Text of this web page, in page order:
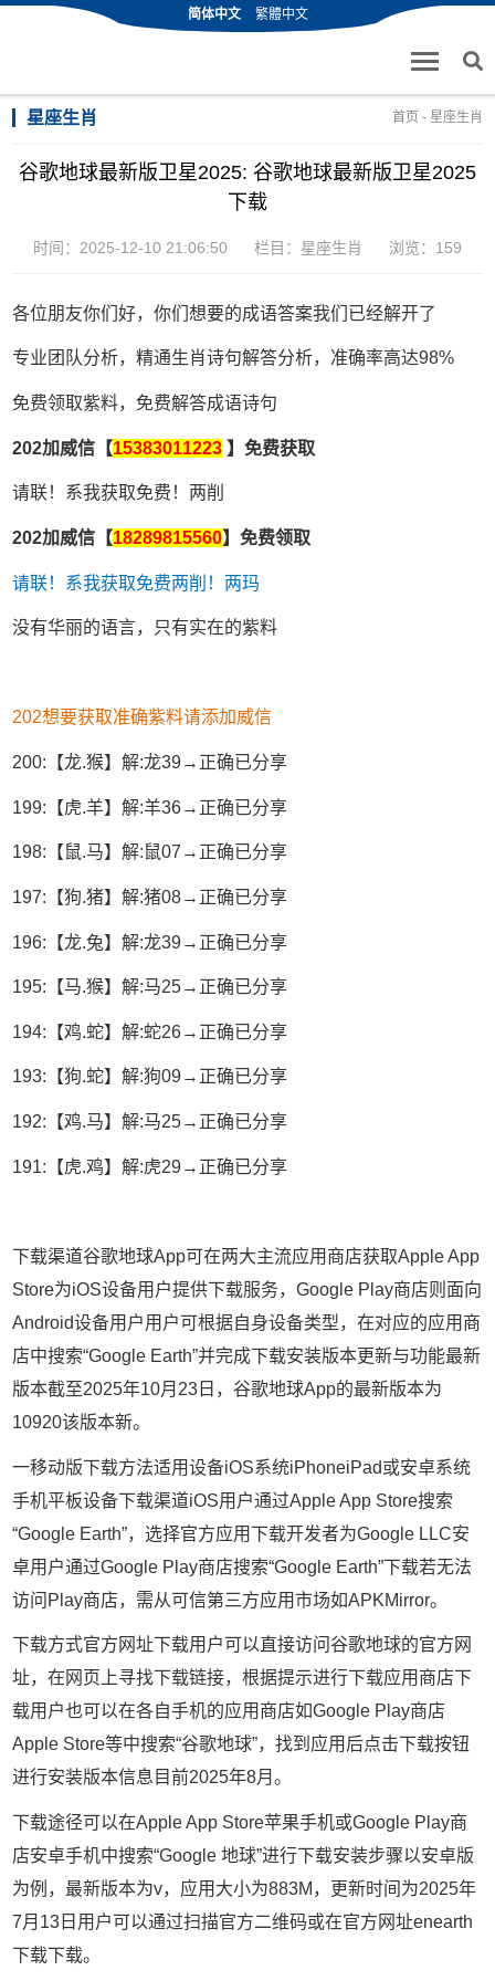
简体中文 繁體中文
星座生肖 首页 - 星座生肖
谷歌地球最新版卫星2025: 谷歌地球最新版卫星2025
下载
时间：2025-12-10 21:06:50 栏目： 星座生肖 浏览：159
各位朋友你们好，你们想要的成语答案我们已经解开了
专业团队分析，精通生肖诗句解答分析，准确率高达98%
免费领取紫料，免费解答成语诗句
202加威信【15383011223 】免费获取
请联！系我获取免费！两削
202加威信【18289815560】免费领取
请联！系我获取免费两削！两玛
没有华丽的语言，只有实在的紫料
202想要获取准确紫料请添加威信
200:【龙.猴】解:龙39→正确已分享
199:【虎.羊】解:羊36→正确已分享
198:【鼠.马】解:鼠07→正确已分享
197:【狗.猪】解:猪08→正确已分享
196:【龙.兔】解:龙39→正确已分享
195:【马.猴】解:马25→正确已分享
194:【鸡.蛇】解:蛇26→正确已分享
193:【狗.蛇】解:狗09→正确已分享
192:【鸡.马】解:马25→正确已分享
191:【虎.鸡】解:虎29→正确已分享
下载渠道谷歌地球App可在两大主流应用商店获取Apple App
Store为iOS设备用户提供下载服务，Google Play商店则面向
Android设备用户用户可根据自身设备类型，在对应的应用商
店中搜索“Google Earth”并完成下载安装版本更新与功能最新
版本截至2025年10月23日，谷歌地球App的最新版本为
10920该版本新。
一移动版下载方法适用设备iOS系统iPhoneiPad或安卓系统
手机平板设备下载渠道iOS用户通过Apple App Store搜索
“Google Earth”，选择官方应用下载开发者为Google LLC安
卓用户通过Google Play商店搜索“Google Earth”下载若无法
访问Play商店，需从可信第三方应用市场如APKMirror。
下载方式官方网址下载用户可以直接访问谷歌地球的官方网
址，在网页上寻找下载链接，根据提示进行下载应用商店下
载用户也可以在各自手机的应用商店如Google Play商店
Apple Store等中搜索“谷歌地球”，找到应用后点击下载按钮
进行安装版本信息目前2025年8月。
下载途径可以在Apple App Store苹果手机或Google Play商
店安卓手机中搜索“Google 地球”进行下载安装步骤以安卓版
为例，最新版本为v，应用大小为883M，更新时间为2025年
7月13日用户可以通过扫描官方二维码或在官方网址enearth
下载下载。